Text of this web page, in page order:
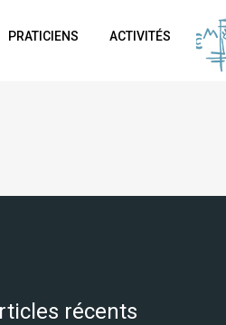
PRATICIENS ACTIVITÉS
récents